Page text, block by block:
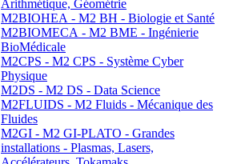
Arithmétique, Géométrie
M2BIOHEA - M2 BH - Biologie et Santé
M2BIOMECA - M2 BME - Ingénierie
BioMédicale
M2CPS - M2 CPS - Système Cyber
Physique
M2DS - M2 DS - Data Science
M2FLUIDS - M2 Fluids - Mécanique des
Fluides
M2GI - M2 GI-PLATO - Grandes
installations - Plasmas, Lasers,